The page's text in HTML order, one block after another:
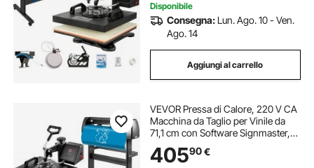
Disponibile
Consegna: Lun. Ago. 10 - Ven.
Ago. 14
Aggiungi al carrello
VEVOR Pressa di Calore, 220 V CA
Macchina da Taglio per Vinile da
71,1 cm con Software Signmaster,
29 x 38 cm Pressa a Caldo 5 in 1
con Controller LED Digitale, Plotter
40590€